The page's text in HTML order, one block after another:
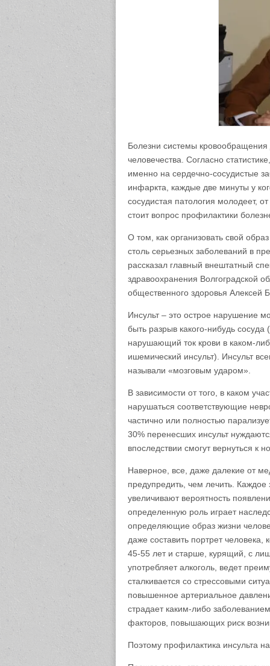
Болезни системы
человечества. Согласно
именно на сердечно-сосудистые
инфаркта, каждые две минуты у
сосудистая патология молодеет,
стоит вопрос профилактики
О том, как организовать свой
столь серьезных заболеваний в
рассказал главный внештатный
здравоохранения Волгоградской
общественного здоровья Алексей
Инсульт – это острое нарушение
быть разрыв какого-нибудь сосуда
нарушающий ток крови в каком-
ишемический инсульт). Инсульт
называли «мозговым ударом».
В зависимости от того, в каком
нарушаться соответствующие
частично или полностью
30% перенесших инсульт
впоследствии смогут вернуться к
Наверное, все, даже далекие от
предупредить, чем лечить.
увеличивают вероятность
определенную роль играет
определяющие образ жизни
даже составить портрет человека,
45-55 лет и старше, курящий, с
употребляет алкоголь, ведет
сталкивается со стрессовыми
повышенное артериальное
страдает каким-либо
факторов, повышающих риск
Поэтому профилактика инсульта